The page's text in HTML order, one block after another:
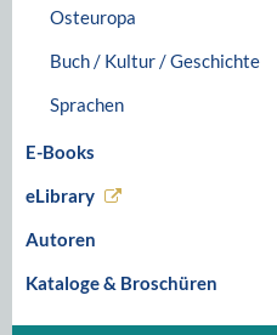
Osteuropa
Buch / Kultur / Geschichte
Sprachen
E-Books
eLibrary
Autoren
Kataloge & Broschüren